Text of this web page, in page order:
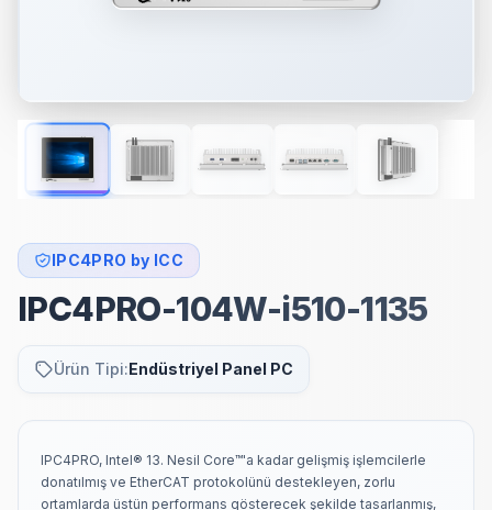
IPC4PRO by ICC
IPC4PRO-104W-i510-1135
Ürün Tipi:Endüstriyel Panel PC
IPC4PRO, Intel® 13. Nesil Core™'a kadar gelişmiş işlemcilerle
donatılmış ve EtherCAT protokolünü destekleyen, zorlu
ortamlarda üstün performans gösterecek şekilde tasarlanmış,